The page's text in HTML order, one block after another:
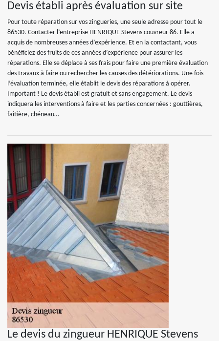
Devis établi après évaluation sur site
Pour toute réparation sur vos zingueries, une seule adresse pour tout le
86530. Contacter l’entreprise HENRIQUE Stevens couvreur 86. Elle a
acquis de nombreuses années d’expérience. Et en la contactant, vous
bénéficiez des fruits de ces années d’expérience pour assurer les
réparations. Elle se déplace à ses frais pour faire une première évaluation
des travaux à faire ou rechercher les causes des détériorations. Une fois
l’évaluation terminée, elle établit le devis des réparations à opérer.
Important ! Le devis établi est gratuit et sans engagement. Le devis
indiquera les interventions à faire et les parties concernées : gouttières,
faîtière, chéneau…
Le devis du zingueur HENRIQUE Stevens